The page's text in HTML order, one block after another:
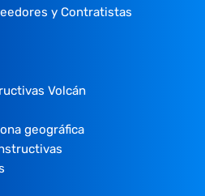
y Contratistas
Volcán
geográfica